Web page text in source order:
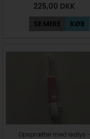
225,00 DKK
SE MERE KØB
Opsprætter med ledlys -